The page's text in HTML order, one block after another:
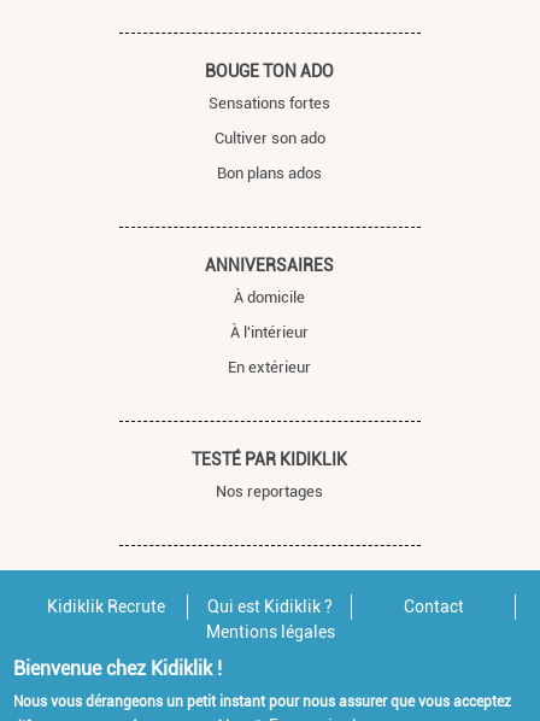
BOUGE TON ADO
Sensations fortes
Cultiver son ado
Bon plans ados
ANNIVERSAIRES
À domicile
À l'intérieur
En extérieur
TESTÉ PAR KIDIKLIK
Nos reportages
Kidiklik Recrute Qui est Kidiklik ?
Contact
Mentions légales
Bienvenue chez Kidiklik !
Nous vous dérangeons un petit instant pour nous assurer que vous acceptez